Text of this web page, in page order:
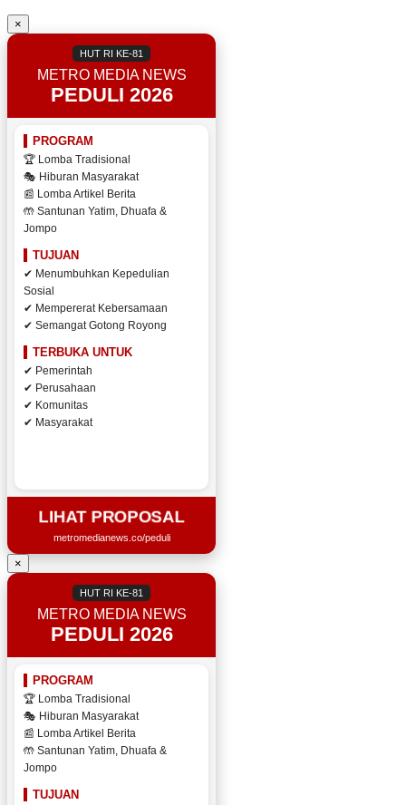
×
HUT RI KE-81
METRO MEDIA NEWS
PEDULI 2026
PROGRAM
🏆 Lomba Tradisional
🎭 Hiburan Masyarakat
📰 Lomba Artikel Berita
🤲 Santunan Yatim, Dhuafa &
Jompo
TUJUAN
✔ Menumbuhkan Kepedulian
Sosial
✔ Mempererat Kebersamaan
✔ Semangat Gotong Royong
TERBUKA UNTUK
✔ Pemerintah
✔ Perusahaan
✔ Komunitas
✔ Masyarakat
LIHAT PROPOSAL
metromedianews.co/peduli
×
HUT RI KE-81
METRO MEDIA NEWS
PEDULI 2026
PROGRAM
🏆 Lomba Tradisional
🎭 Hiburan Masyarakat
📰 Lomba Artikel Berita
🤲 Santunan Yatim, Dhuafa &
Jompo
TUJUAN